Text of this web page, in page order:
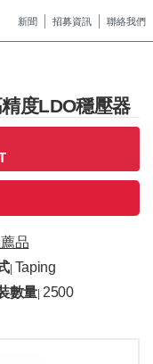
新聞 招募資訊 聯絡我們
度LDO穩壓器
品
| Taping
數量 |2500